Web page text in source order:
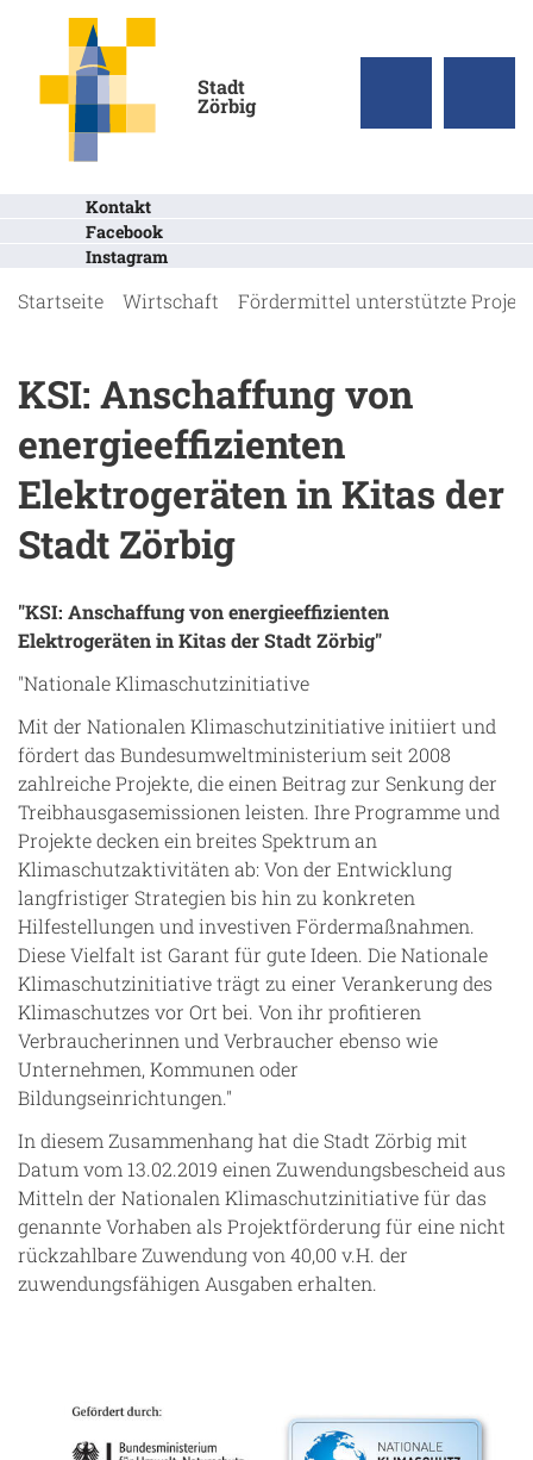
Stadt
Zörbig
Kontakt
Facebook
Instagram
Startseite Wirtschaft Fördermittel unterstützte
KSI: Anschaffung von
energieeffizienten
Elektrogeräten in Kitas der
Stadt Zörbig
"KSI: Anschaffung von energieeffizienten
Elektrogeräten in Kitas der Stadt Zörbig"
"Nationale Klimaschutzinitiative
Mit der Nationalen Klimaschutzinitiative initiiert und
fördert das Bundesumweltministerium seit 2008
zahlreiche Projekte, die einen Beitrag zur Senkung der
Treibhausgasemissionen leisten. Ihre Programme und
Projekte decken ein breites Spektrum an
Klimaschutzaktivitäten ab: Von der Entwicklung
langfristiger Strategien bis hin zu konkreten
Hilfestellungen und investiven Fördermaßnahmen.
Diese Vielfalt ist Garant für gute Ideen. Die Nationale
Klimaschutzinitiative trägt zu einer Verankerung des
Klimaschutzes vor Ort bei. Von ihr profitieren
Verbraucherinnen und Verbraucher ebenso wie
Unternehmen, Kommunen oder
Bildungseinrichtungen."
In diesem Zusammenhang hat die Stadt Zörbig mit
Datum vom 13.02.2019 einen Zuwendungsbescheid aus
Mitteln der Nationalen Klimaschutzinitiative für das
genannte Vorhaben als Projektförderung für eine nicht
rückzahlbare Zuwendung von 40,00 v.H. der
zuwendungsfähigen Ausgaben erhalten.